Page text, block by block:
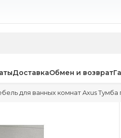
ДоставкаОбмен и возврат
для ванных комнат Axus